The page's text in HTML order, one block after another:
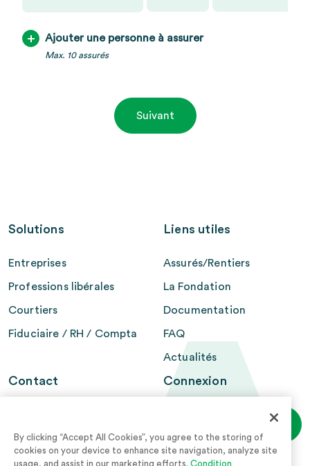
?
+ Ajouter une personne à assurer
Max. 10 assurés
Suivant
Solutions
Entreprises
Professions libérales
Courtiers
Fiduciaire / RH / Compta
Liens utiles
Assurés/Rentiers
La Fondation
Documentation
FAQ
Actualités
Contact
2e pilier
Case postale 300
Connexion
By clicking “Accept All Cookies”, you agree to the storing of
cookies on your device to enhance site navigation, analyze site
usage, and assist in our marketing efforts. Condition